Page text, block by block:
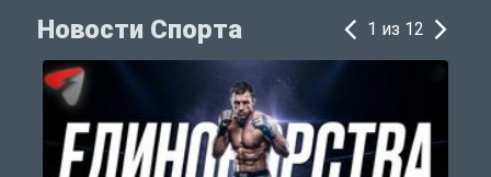
Новости Спорта 1 из 12